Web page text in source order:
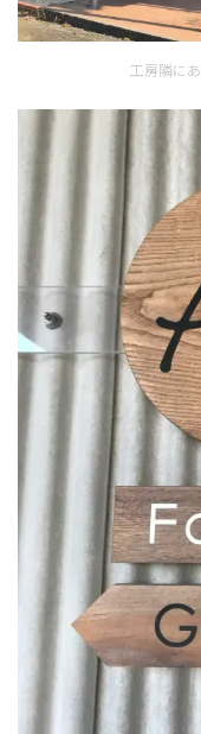
工房隣に